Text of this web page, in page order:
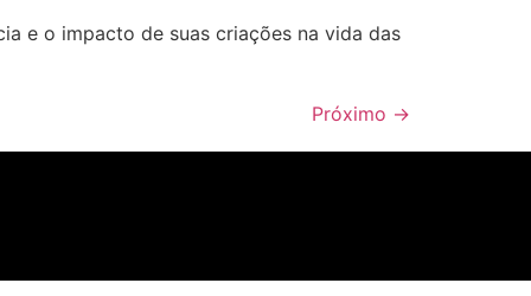
e o impacto de suas criações na vida das
Próximo →